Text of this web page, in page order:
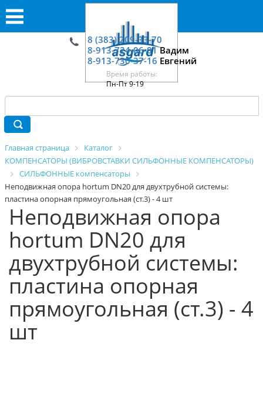
8 (383) 209-33-70
8-913-724-06-01Вадим
8-913-730-37-16 Евгений
Время работы:
Пн-Пт 9-19
Главная страница
Каталог
КОМПЕНСАТОРЫ (ВИБРОВСТАВКИ СИЛЬФОННЫЕ КОМПЕНСАТОРЫ)
СИЛЬФОННЫЕ компенсаторы
Неподвижная опора hortum DN20 для двухтрубной системы:
пластина опорная прямоугольная (ст.3) - 4 шт
Неподвижная опора
hortum DN20 для
двухтрубной системы:
пластина опорная
прямоугольная (ст.3) - 4
шт